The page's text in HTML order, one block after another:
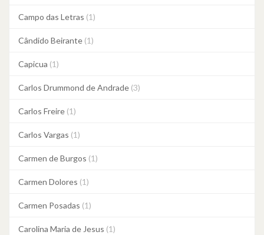
Campo das Letras (1)
Cândido Beirante (1)
Capicua (1)
Carlos Drummond de Andrade (3)
Carlos Freire (1)
Carlos Vargas (1)
Carmen de Burgos (1)
Carmen Dolores (1)
Carmen Posadas (1)
Carolina Maria de Jesus (1)